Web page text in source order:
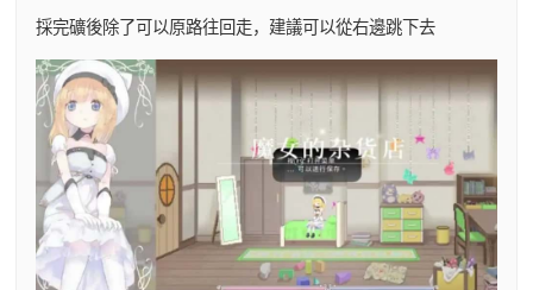
採完礦後除了可以原路往回走，建議可以從右邊跳下去